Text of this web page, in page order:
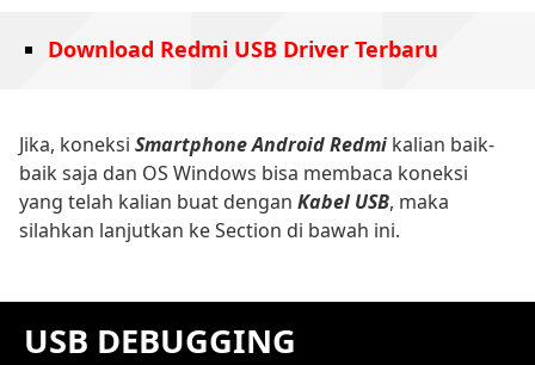
Download Redmi USB Driver Terbaru
Jika, koneksi Smartphone Android Redmi kalian baik-
baik saja dan OS Windows bisa membaca koneksi
yang telah kalian buat dengan Kabel USB, maka
silahkan lanjutkan ke Section di bawah ini.
USB DEBUGGING